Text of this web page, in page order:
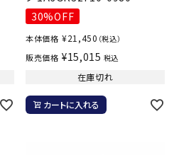
30%OFF
本体価格 ¥21,450 （税込）
販売価格 ¥15,015 税込
在庫切れ
カートに入れる